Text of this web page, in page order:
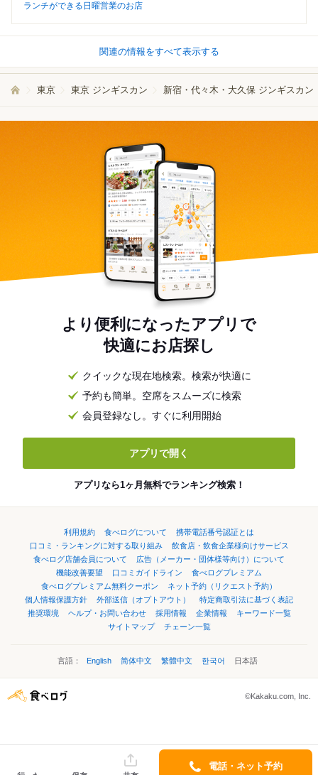
ランチができる日曜営業のお店
関連の情報をすべて表示する
東京 東京 ジンギスカン 新宿・代々木・大久保 ジンギスカン
より便利になったアプリで
快適にお店探し
クイックな現在地検索。検索が快適に
予約も簡単。空席をスムーズに検索
会員登録なし。すぐに利用開始
アプリで開く
アプリなら1ヶ月無料でランキング検索！
利用規約 食べログについて
携帯電話番号認証とは
口コミ・ランキングに対する取り組み
飲食店・飲食企業様向けサービス
食べログ店舗会員について
広告（メーカー・団体様等向け）について
機能改善要望
口コミガイドライン
食べログプレミアム
食べログプレミアム無料クーポン
ネット予約（リクエスト予約）
個人情報保護方針
外部送信（オプトアウト）
特定商取引法に基づく表記
推奨環境
ヘルプ・お問い合わせ 採用情報 企業情報
キーワード一覧
サイトマップ
チェーン一覧
言語： English 简体中文 繁體中文 한국어 日本語
©Kakaku.com, Inc.
電話・ネット予約